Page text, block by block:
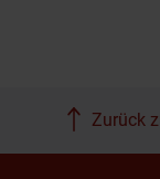
Zurück